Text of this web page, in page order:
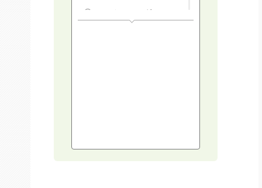
マーケティング
スポーツ